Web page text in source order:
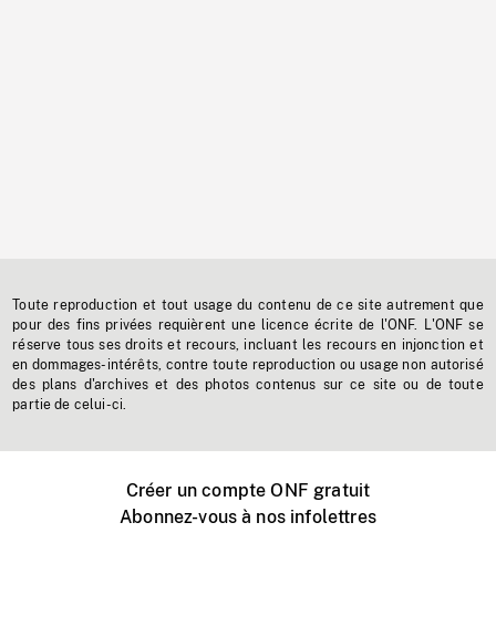
Toute reproduction et tout usage du contenu de ce site autrement que
pour des fins privées requièrent une licence écrite de l'ONF. L'ONF se
réserve tous ses droits et recours, incluant les recours en injonction et
en dommages-intérêts, contre toute reproduction ou usage non autorisé
des plans d'archives et des photos contenus sur ce site ou de toute
partie de celui-ci.
Créer un compte ONF gratuit
Abonnez-vous à nos infolettres